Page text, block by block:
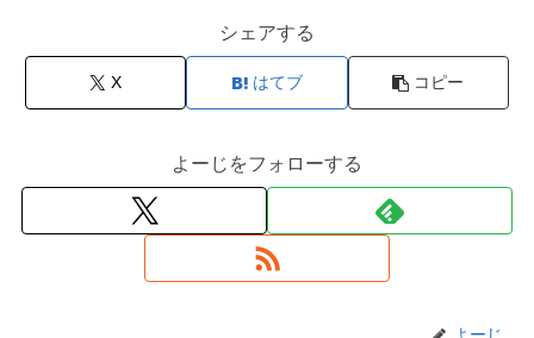
シェアする
X はてブ コピー
よーじをフォローする